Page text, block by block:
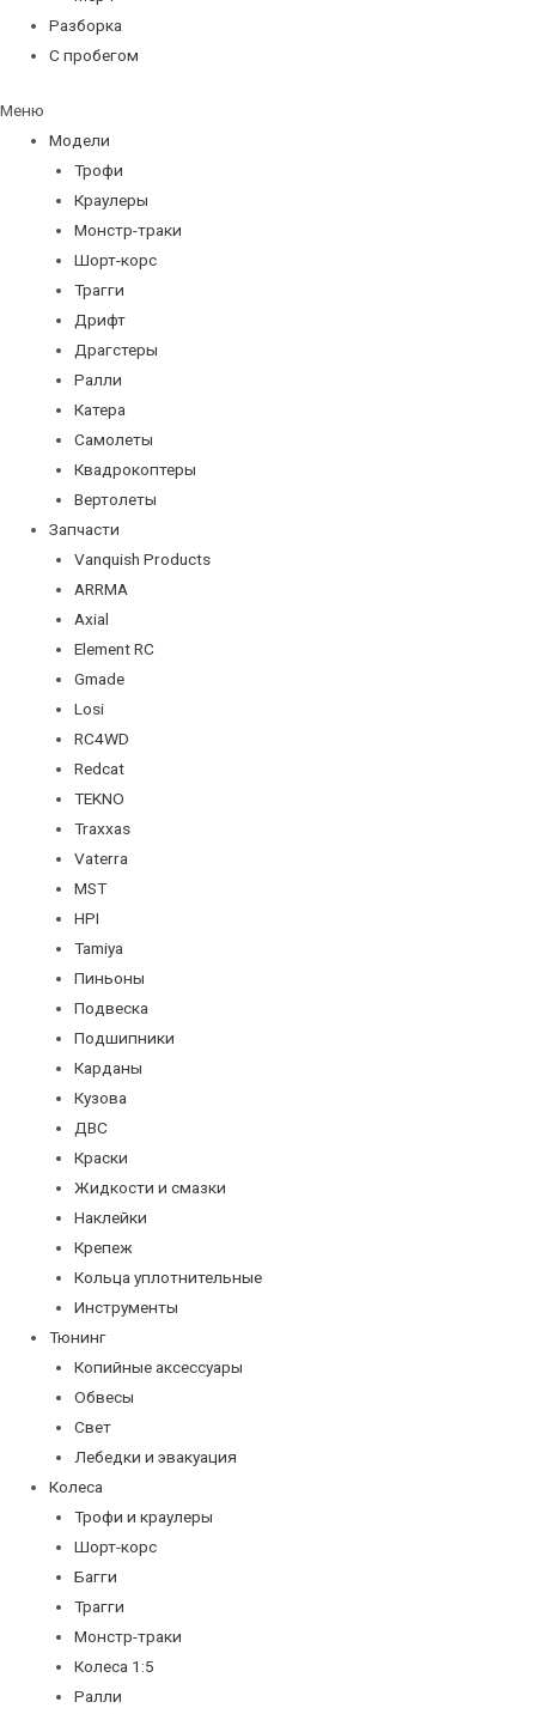
Разборка
С пробегом
Меню
Модели
Трофи
Краулеры
Монстр-траки
Шорт-корс
Трагги
Дрифт
Драгстеры
Ралли
Катера
Самолеты
Квадрокоптеры
Вертолеты
Запчасти
Vanquish Products
ARRMA
Axial
Element RC
Gmade
Losi
RC4WD
Redcat
TEKNO
Traxxas
Vaterra
MST
HPI
Tamiya
Пиньоны
Подвеска
Подшипники
Карданы
Кузова
ДВС
Краски
Жидкости и смазки
Наклейки
Крепеж
Кольца уплотнительные
Инструменты
Тюнинг
Копийные аксессуары
Обвесы
Свет
Лебедки и эвакуация
Колеса
Трофи и краулеры
Шорт-корс
Багги
Трагги
Монстр-траки
Колеса 1:5
Ралли